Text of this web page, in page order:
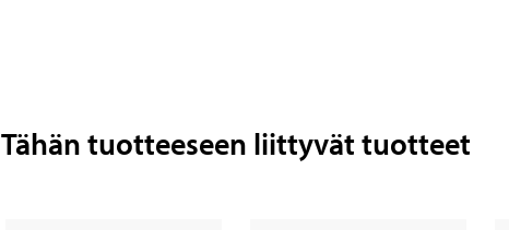
Tähän tuotteeseen liittyvät tuotteet